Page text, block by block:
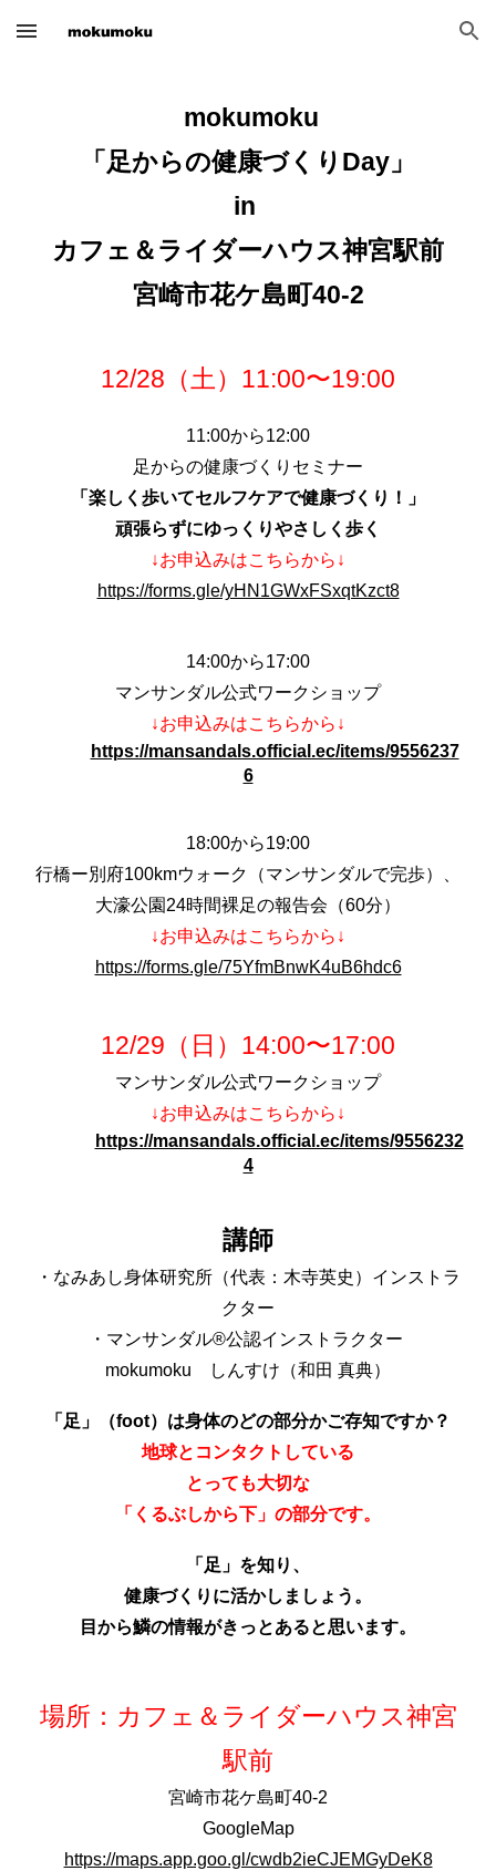
Skip to main content Skip to navigation
mokumoku
「足からの健康づくりDay」
in
カフェ＆ライダーハウス神宮駅前
宮崎市花ケ島町40-2
12/28（土）11:00〜19:00
11:00から12:00
足からの健康づくりセミナー
「楽しく歩いてセルフケアで健康づくり！」
頑張らずにゆっくりやさしく歩く
↓お申込みはこちらから↓
https://forms.gle/yHN1GWxFSxqtKzct8
14:00から17:00
マンサンダル公式ワークショップ
↓お申込みはこちらから↓
https://mansandals.official.ec/items/9556237
6
18:00から19:00
行橋ー別府100kmウォーク（マンサンダルで完歩）、
大濠公園24時間裸足の報告会（60分）
↓お申込みはこちらから↓
https://forms.gle/75YfmBnwK4uB6hdc6
12/29（日）14:00〜17:00
マンサンダル公式ワークショップ
↓お申込みはこちらから↓
https://mansandals.official.ec/items/9556232
4
講師
・なみあし身体研究所（代表：木寺英史）インストラ
クター
・マンサンダル®︎公認インストラクター
mokumoku しんすけ（和田 真典）
「足」（foot）は身体のどの部分かご存知ですか？
地球とコンタクトしている
とっても大切な
「くるぶしから下」の部分です。
「足」を知り、
健康づくりに活かしましょう。
目から鱗の情報がきっとあると思います。
場所： カフェ＆ライダーハウス神宮
駅前
宮崎市花ケ島町40-2
GoogleMap
https://maps.app.goo.gl/cwdb2ieCJEMGyDeK8